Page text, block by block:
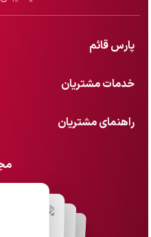
پارس قائم
خدمات مشتریان
راهنمای مشتریان